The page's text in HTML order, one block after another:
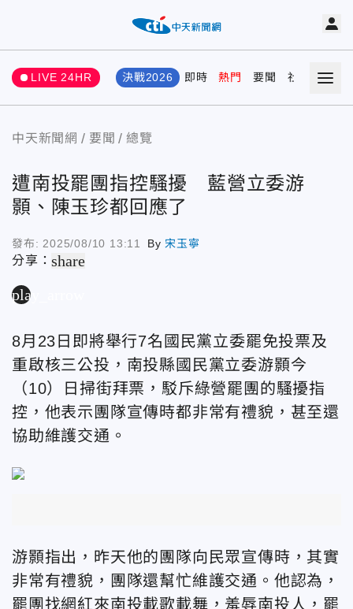
LIVE 24HR 決戰2026 即時 熱門 要聞 社會 娛樂
中天新聞網 要聞 總覽
遭南投罷團指控騷擾 藍營立委游
顥、陳玉珍都回應了
發布: 2025/08/10 13:11 By 宋玉寧
分享：share
play_arrow
8月23日即將舉行7名國民黨立委罷免投票及
重啟核三公投，南投縣國民黨立委游顥今
（10）日掃街拜票，駁斥綠營罷團的騷擾指
控，他表示團隊宣傳時都非常有禮貌，甚至還
協助維護交通。
游顥指出，昨天他的團隊向民眾宣傳時，其實
非常有禮貌，團隊還幫忙維護交通。他認為，
罷團找網紅來南投載歌載舞，羞辱南投人，罷